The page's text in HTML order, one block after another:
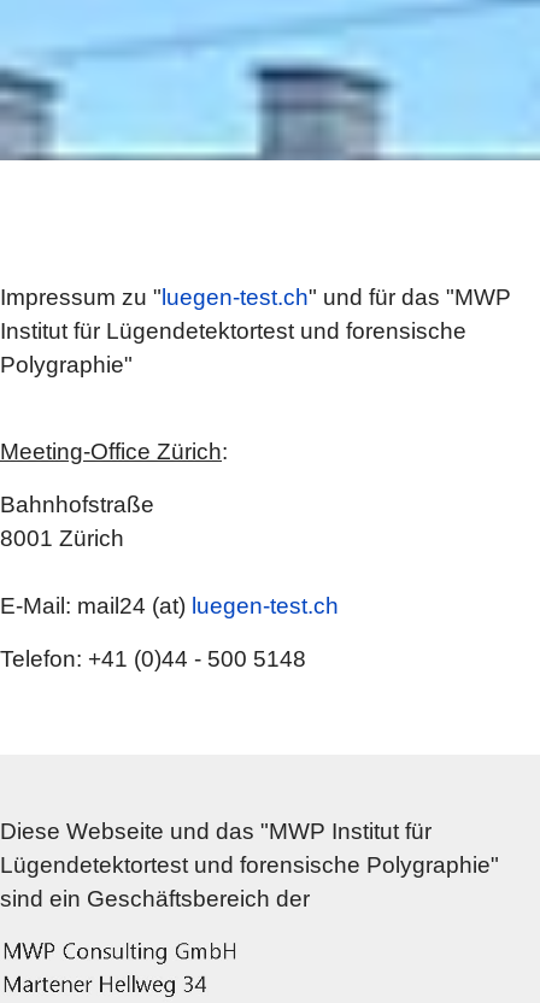
Impressum zu "luegen-test.ch" und für das "MWP
Institut für Lügendetektortest und forensische
Polygraphie"
Meeting-Office Zürich:
Bahnhofstraße
8001 Zürich
E-Mail: mail24 (at) luegen-test.ch
Telefon: +41 (0)44 - 500 5148
Diese Webseite und das "MWP Institut für
Lügendetektortest und forensische Polygraphie"
sind ein Geschäftsbereich der